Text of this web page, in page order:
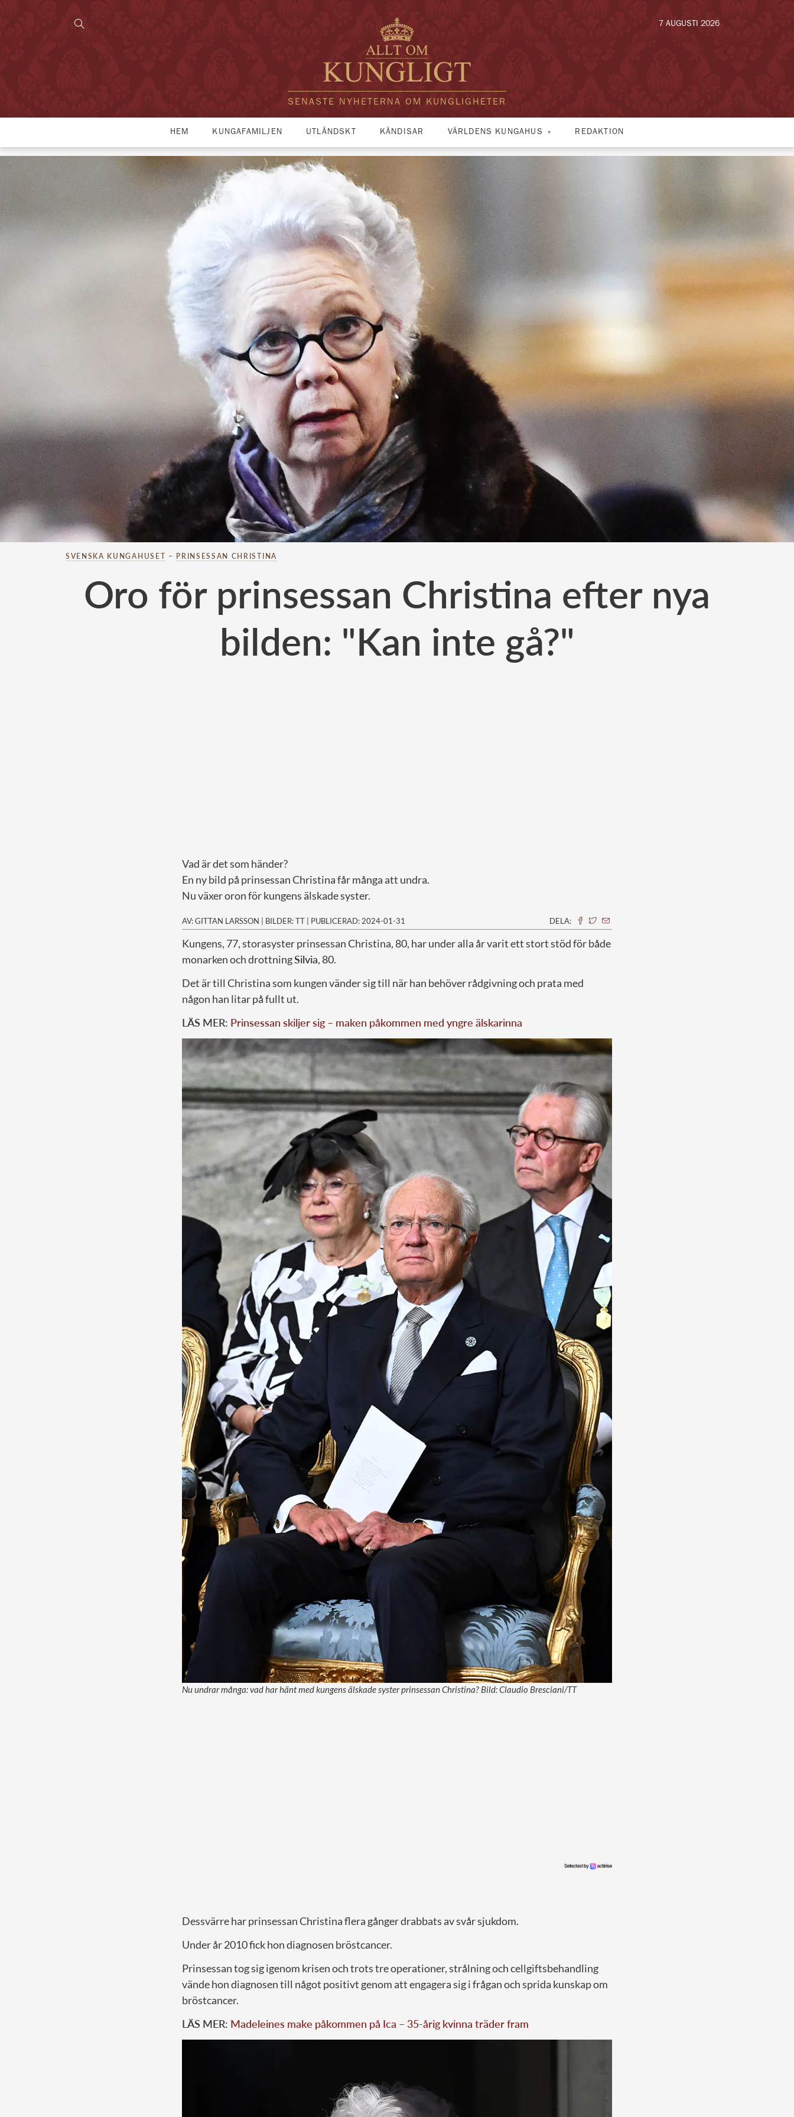
SENASTE NYHETERNA OM KUNGLIGHETER
7 AUGUSTI 2026
HEM KUNGAFAMILJEN UTLÄNDSKT KÄNDISAR VÄRLDENS KUNGAHUS REDAKTION
SVENSKA KUNGAHUSET – PRINSESSAN CHRISTINA
Oro för prinsessan Christina efter nya
bilden: "Kan inte gå?"
Vad är det som händer?
En ny bild på prinsessan Christina får många att undra.
Nu växer oron för kungens älskade syster.
AV: GITTAN LARSSON | BILDER: TT | PUBLICERAD: 2024-01-31 DELA:
Kungens, 77, storasyster prinsessan Christina, 80, har under alla år varit ett stort stöd för både
monarken och drottningSilvia, 80.
Det är till Christina som kungen vänder sig till när han behöver rådgivning och prata med
någon han litar på fullt ut.
LÄS MER: Prinsessan skiljer sig – maken påkommen med yngre älskarinna
Nu undrar många: vad har hänt med kungens älskade syster prinsessan Christina? Bild: Claudio Bresciani/TT
Dessvärre har prinsessan Christina flera gånger drabbats av svår sjukdom.
Under år 2010 fick hon diagnosen bröstcancer.
Prinsessan tog sig igenom krisen och trots tre operationer, strålning och cellgiftsbehandling
vände hon diagnosen till något positivt genom att engagera sig i frågan och sprida kunskap om
bröstcancer.
LÄS MER: Madeleines make påkommen på Ica – 35-årig kvinna träder fram